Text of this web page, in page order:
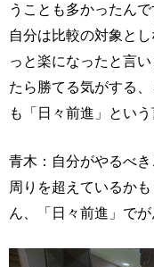
うことも多かったん
自分は比較の対象と
っと楽になったと言
たら勝てる気がする
も「日々前進」とい
青木：自分がやるべ
周りを超えているか
ん、「日々前進」で